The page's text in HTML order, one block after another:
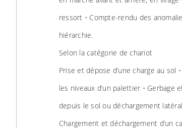
ressort • Compte-rendu des
hiérarchie.
Selon la catégorie de chariot
Prise et dépose d’une charge au
les niveaux d’un palettier • Gerbage
depuis le sol ou déchargement
Chargement et déchargement d’un